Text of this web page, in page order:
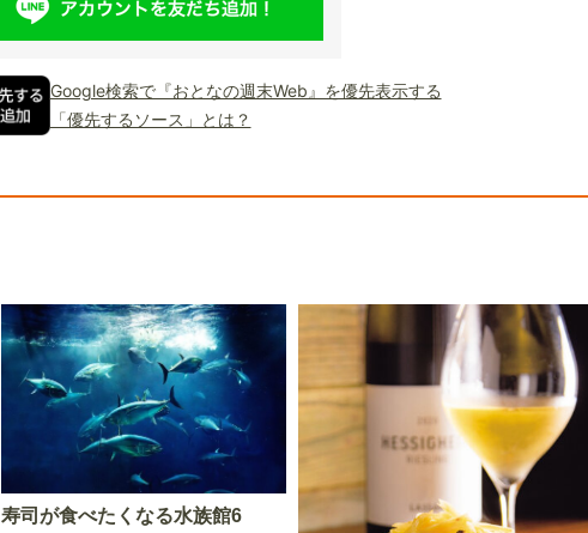
Google検索で『おとなの週末Web』を優先表示する
「優先するソース」とは？
寿司が食べたくなる水族館6